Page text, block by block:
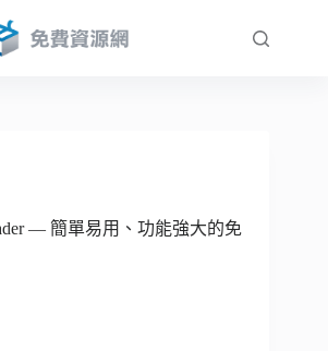
— 簡單易用、功能強大的免